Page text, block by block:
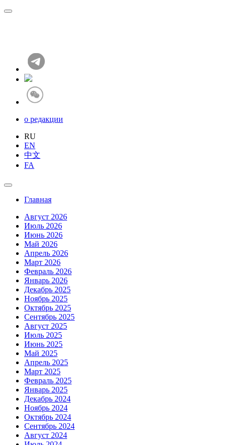
о редакции
RU
EN
中文
FA
Главная
Август 2026
Июль 2026
Июнь 2026
Май 2026
Апрель 2026
Март 2026
Февраль 2026
Январь 2026
Декабрь 2025
Ноябрь 2025
Октябрь 2025
Сентябрь 2025
Август 2025
Июль 2025
Июнь 2025
Май 2025
Апрель 2025
Март 2025
Февраль 2025
Январь 2025
Декабрь 2024
Ноябрь 2024
Октябрь 2024
Сентябрь 2024
Август 2024